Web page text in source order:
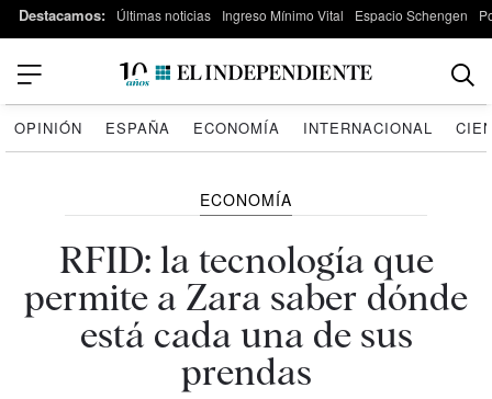
Destacamos: Últimas noticias Ingreso Mínimo Vital Espacio Schengen
OPINIÓN ESPAÑA ECONOMÍA INTERNACIONAL
ECONOMÍA
RFID: la tecnología que
permite a Zara saber dónde
está cada una de sus
prendas